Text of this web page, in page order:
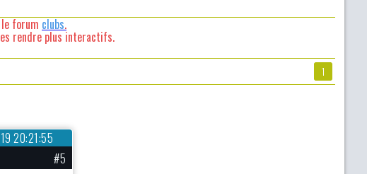
forum clubs.
rendre plus interactifs.
1
20:21:55
#5